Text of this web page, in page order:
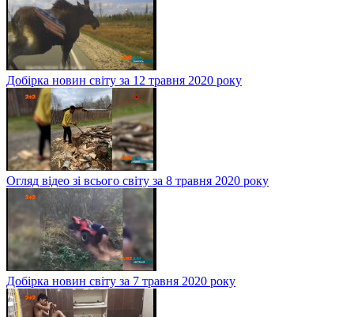
Добірка новин світу за 12 травня 2020 року
Огляд відео зі всього світу за 8 травня 2020 року
Добірка новин світу за 7 травня 2020 року